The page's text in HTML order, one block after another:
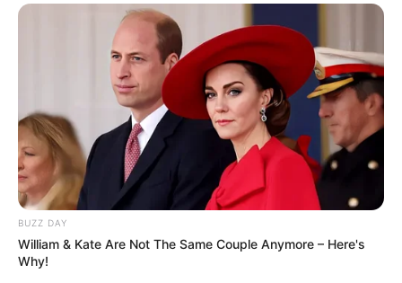
BUZZ DAY
William & Kate Are Not The Same Couple Anymore – Here's
Why!